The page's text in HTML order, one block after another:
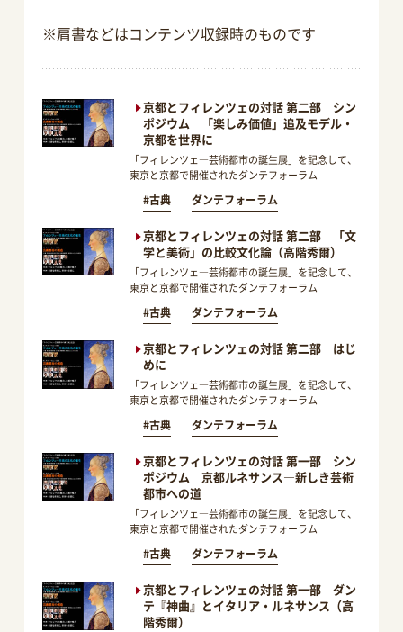
※肩書などはコンテンツ収録時のものです
京都とフィレンツェの対話 第二部 シン
ポジウム 「楽しみ価値」追及モデル・
京都を世界に
「フィレンツェ―芸術都市の誕生展」を記念して、
東京と京都で開催されたダンテフォーラム
#古典 ダンテフォーラム
京都とフィレンツェの対話 第二部 「文
学と美術」の比較文化論（高階秀爾）
「フィレンツェ―芸術都市の誕生展」を記念して、
東京と京都で開催されたダンテフォーラム
#古典 ダンテフォーラム
京都とフィレンツェの対話 第二部 はじ
めに
「フィレンツェ―芸術都市の誕生展」を記念して、
東京と京都で開催されたダンテフォーラム
#古典 ダンテフォーラム
京都とフィレンツェの対話 第一部 シン
ポジウム 京都ルネサンス―新しき芸術
都市への道
「フィレンツェ―芸術都市の誕生展」を記念して、
東京と京都で開催されたダンテフォーラム
#古典 ダンテフォーラム
京都とフィレンツェの対話 第一部 ダン
テ『神曲』とイタリア・ルネサンス（高
階秀爾）